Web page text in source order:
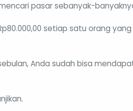
pasar sebanyak-
setiap satu orang yang
Anda sudah bisa